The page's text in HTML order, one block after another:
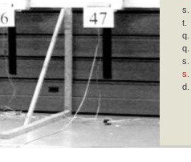
s.
t.
q.
q.
s.
s.
d.